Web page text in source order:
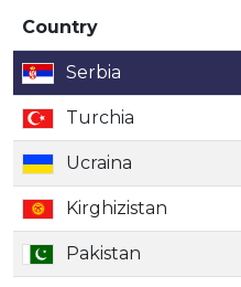
Country
Country
Serbia
Turchia
Ucraina
Kirghizistan
Pakistan